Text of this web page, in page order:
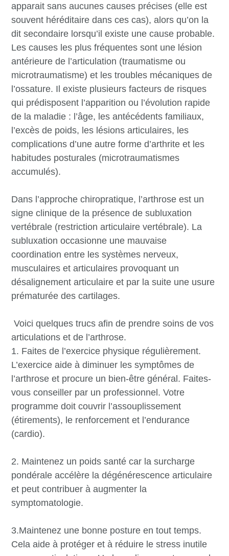
apparait sans aucunes causes précises (elle est
souvent héréditaire dans ces cas), alors qu’on la
dit secondaire lorsqu’il existe une cause probable.
Les causes les plus fréquentes sont une lésion
antérieure de l’articulation (traumatisme ou
microtraumatisme) et les troubles mécaniques de
l’ossature. Il existe plusieurs facteurs de risques
qui prédisposent l’apparition ou l’évolution rapide
de la maladie : l’âge, les antécédents familiaux,
l’excès de poids, les lésions articulaires, les
complications d’une autre forme d’arthrite et les
habitudes posturales (microtraumatismes
accumulés).
Dans l’approche chiropratique, l’arthrose est un
signe clinique de la présence de subluxation
vertébrale (restriction articulaire vertébrale). La
subluxation occasionne une mauvaise
coordination entre les systèmes nerveux,
musculaires et articulaires provoquant un
désalignement articulaire et par la suite une usure
prématurée des cartilages.
Voici quelques trucs afin de prendre soins de vos
articulations et de l’arthrose.
1. Faites de l’exercice physique régulièrement.
L’exercice aide à diminuer les symptômes de
l’arthrose et procure un bien-être général. Faites-
vous conseiller par un professionnel. Votre
programme doit couvrir l’assouplissement
(étirements), le renforcement et l’endurance
(cardio).
2. Maintenez un poids santé car la surcharge
pondérale accélère la dégénérescence articulaire
et peut contribuer à augmenter la
symptomatologie.
3.Maintenez une bonne posture en tout temps.
Cela aide à protéger et à réduire le stress inutile